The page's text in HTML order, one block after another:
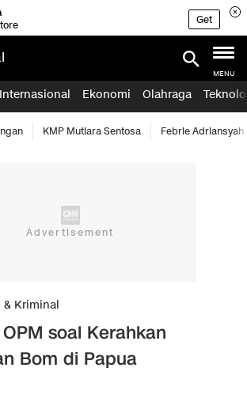
Get
MENU
Internasional Ekonomi Olahraga
KMP Mutiara Sentosa Febrie Adriansyah
& Kriminal
soal Kerahkan
Bom di Papua